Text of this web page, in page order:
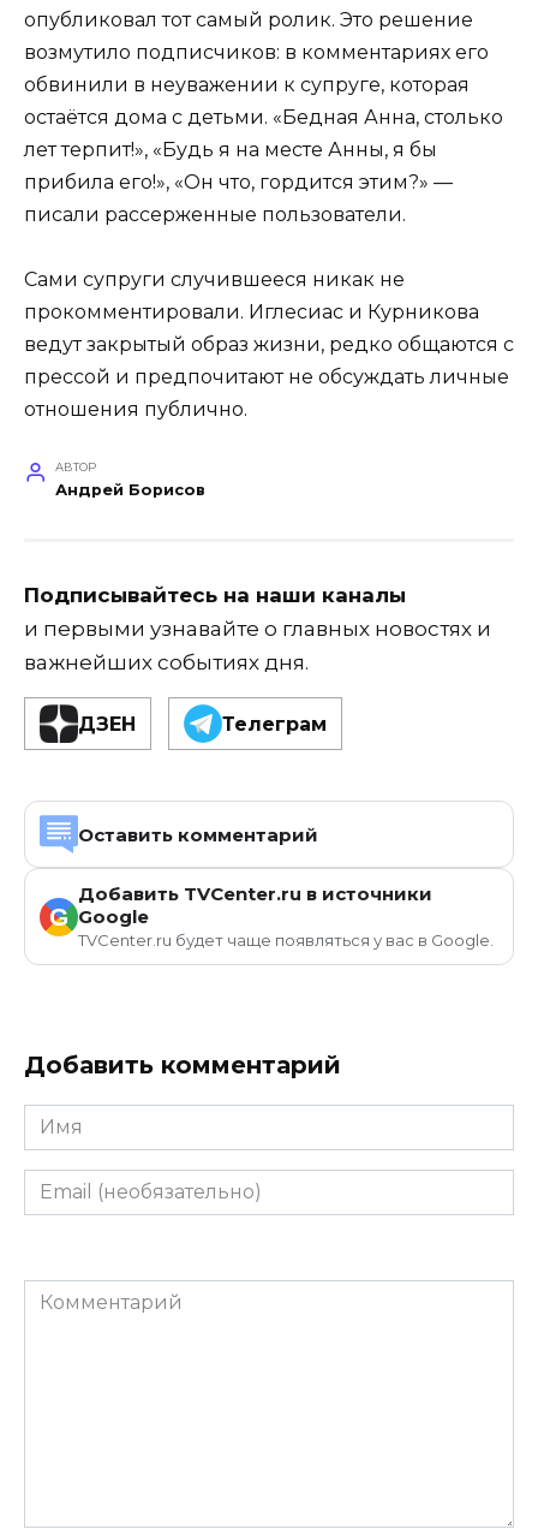
опубликовал тот самый ролик. Это решение
возмутило подписчиков: в комментариях его
обвинили в неуважении к супруге, которая
остаётся дома с детьми. «Бедная Анна, столько
лет терпит!», «Будь я на месте Анны, я бы
прибила его!», «Он что, гордится этим?» —
писали рассерженные пользователи.
Сами супруги случившееся никак не
прокомментировали. Иглесиас и Курникова
ведут закрытый образ жизни, редко общаются с
прессой и предпочитают не обсуждать личные
отношения публично.
АВТОР
Андрей Борисов
Подписывайтесь на наши каналы
и первыми узнавайте о главных новостях и
важнейших событиях дня.
ДЗЕН Телеграм
Оставить комментарий
G
Добавить TVCenter.ru в источники
Google
TVCenter.ru будет чаще появляться у вас в Google.
Добавить комментарий
Имя
Email
(необязательно)
Комментарий